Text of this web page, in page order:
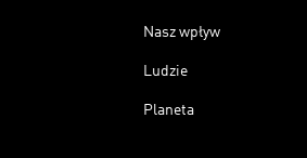
Nasz wpływ
Ludzie
Planeta